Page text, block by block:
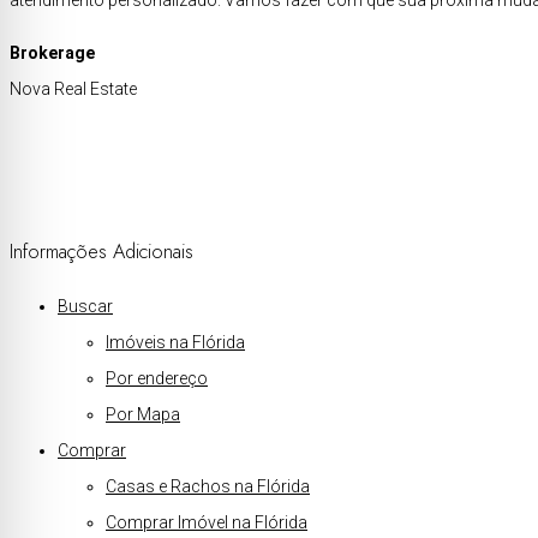
Brokerage
Nova Real Estate
Informações Adicionais
Buscar
Imóveis na Flórida
Por endereço
Por Mapa
Comprar
Casas e Rachos na Flórida
Comprar Imóvel na Flórida